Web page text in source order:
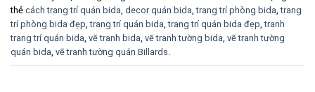
thẻ cách trang trí quán bida decor quán bida ,trang trí phòng bida ,trang
trí phòng bida đẹp ,trang trí quán bida ,trang trí quán bida đẹp ,tranh
trang trí quán bida vẽ tranh bida vẽ tranh tường bida vẽ tranh tường
quán bida vẽ tranh tường quán Billards